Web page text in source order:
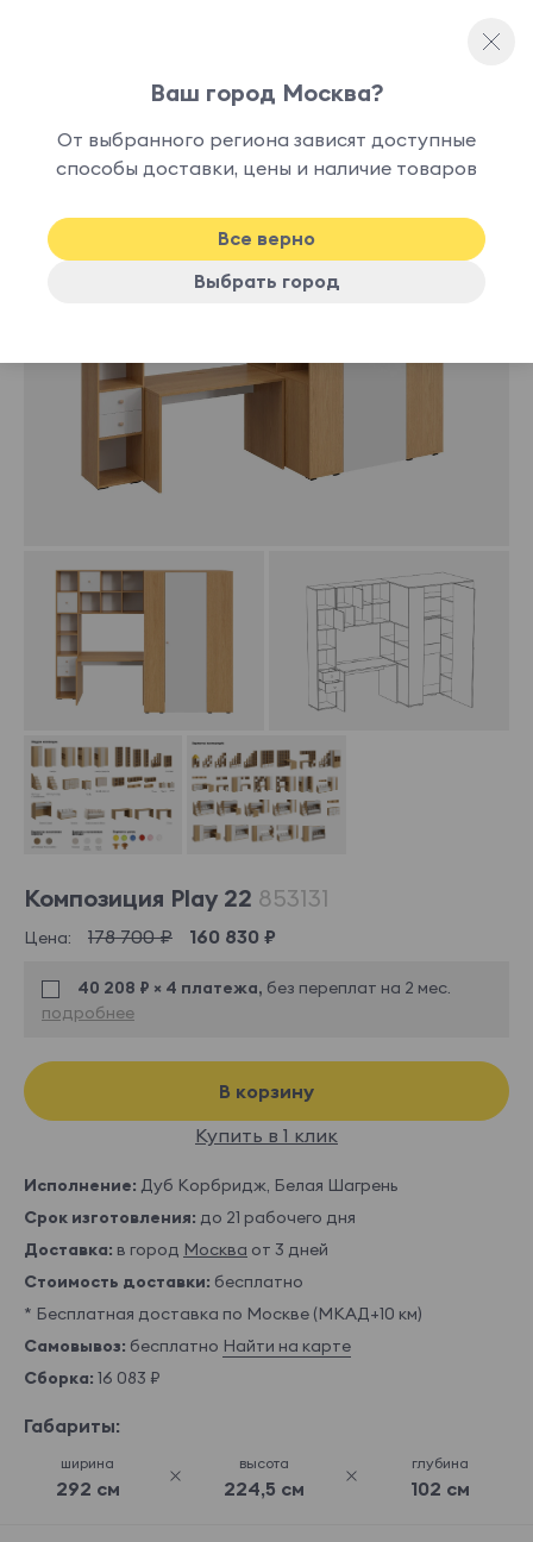
-10%
Композиция Play 22 853131
Цена: 178 700 ₽ 160 830 ₽
40 208 ₽ × 4 платежа, без переплат на 2 мес.
подробнее
В корзину
Купить в 1 клик
Исполнение: Дуб Корбридж, Белая Шагрень
Срок изготовления: до 21 рабочего дня
Доставка: в город Москва от 3 дней
Стоимость доставки: бесплатно
* Бесплатная доставка по Москве (МКАД+10 км)
Самовывоз: бесплатно Найти на карте
Сборка: 16 083 ₽
Габариты:
ширина
292 см
высота
224,5 см
глубина
102 см
Ваш город Москва?
От выбранного региона зависят доступные
способы доставки, цены и наличие товаров
Все верно
Выбрать город